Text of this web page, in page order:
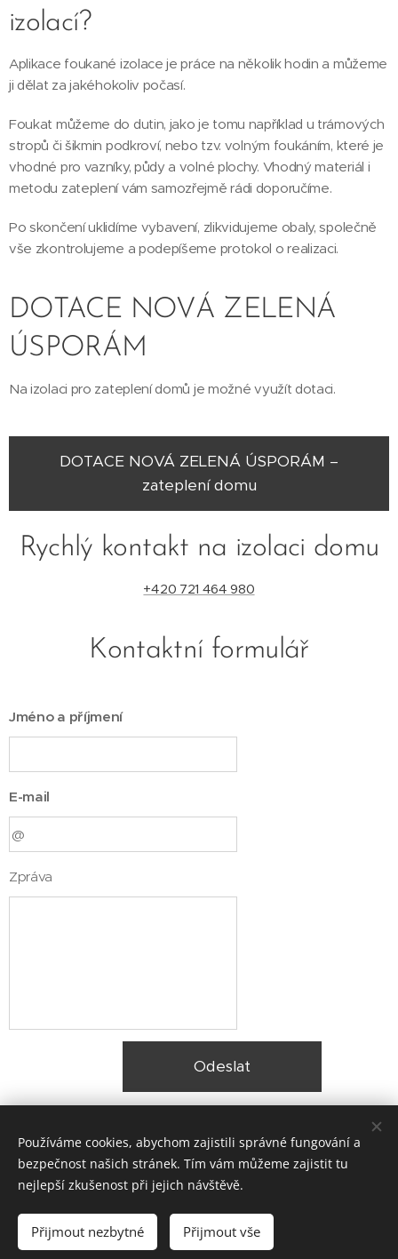
izolací?
Aplikace foukané izolace je práce na několik hodin a můžeme
ji dělat za jakéhokoliv počasí.
Foukat můžeme do dutin, jako je tomu například u trámových
stropů či šikmin podkroví, nebo tzv. volným foukáním, které je
vhodné pro vazníky, půdy a volné plochy. Vhodný materiál i
metodu zateplení vám samozřejmě rádi doporučíme.
Po skončení uklidíme vybavení, zlikvidujeme obaly, společně
vše zkontrolujeme a podepíšeme protokol o realizaci.
DOTACE NOVÁ ZELENÁ
ÚSPORÁM
Na izolaci pro zateplení domů je možné využít dotaci.
DOTACE NOVÁ ZELENÁ ÚSPORÁM –
zateplení domu
Rychlý kontakt na izolaci domu
+420 721 464 980
Kontaktní formulář
Jméno a příjmení
E-mail
Zpráva
Odeslat
© 2025 Zateplení fasády Praha |Lokality
Vytvořeno službou Webnode
Používáme cookies, abychom zajistili správné fungování a
bezpečnost našich stránek. Tím vám můžeme zajistit tu
nejlepší zkušenost při jejich návštěvě.
Přijmout nezbytné Přijmout vše